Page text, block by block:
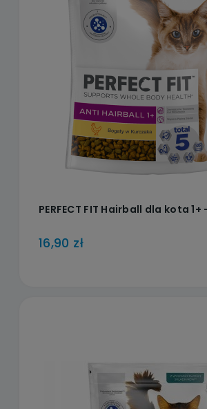
PERFECT FIT Hairball dla kota
16,90 zł